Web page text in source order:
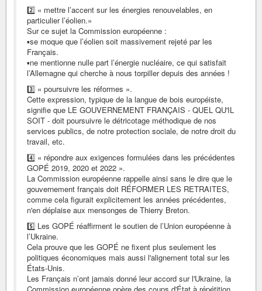
2️⃣ « mettre l’accent sur les énergies renouvelables, en
particulier l’éolien.»
Sur ce sujet la Commission européenne :
▪️se moque que l’éolien soit massivement rejeté par les
Français.
▪️ne mentionne nulle part l’énergie nucléaire, ce qui satisfait
l’Allemagne qui cherche à nous torpiller depuis des années !
3️⃣ « poursuivre les réformes ».
Cette expression, typique de la langue de bois européiste,
signifie que LE GOUVERNEMENT FRANÇAIS - QUEL QU'IL
SOIT - doit poursuivre le détricotage méthodique de nos
services publics, de notre protection sociale, de notre droit du
travail, etc.
4️⃣ « répondre aux exigences formulées dans les précédentes
GOPÉ 2019, 2020 et 2022 ».
La Commission européenne rappelle ainsi sans le dire que le
gouvernement français doit RÉFORMER LES RETRAITES,
comme cela figurait explicitement les années précédentes,
n'en déplaise aux mensonges de Thierry Breton.
5️⃣ Les GOPÉ réaffirment le soutien de l’Union européenne à
l’Ukraine.
Cela prouve que les GOPÉ ne fixent plus seulement les
politiques économiques mais aussi l'alignement total sur les
États-Unis.
Les Français n’ont jamais donné leur accord sur l'Ukraine, la